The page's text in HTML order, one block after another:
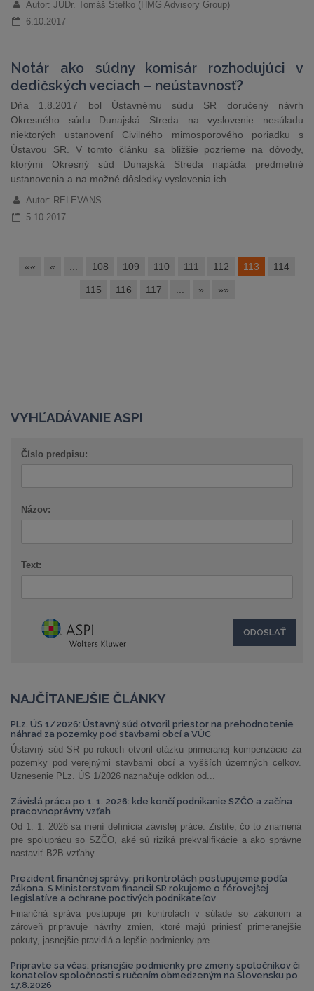
Autor: JUDr. Tomáš Štefko (HMG Advisory Group)
6.10.2017
Notár ako súdny komisár rozhodujúci v
dedičských veciach – neústavnosť?
Dňa 1.8.2017 bol Ústavnému súdu SR doručený návrh
Okresného súdu Dunajská Streda na vyslovenie nesúladu
niektorých ustanovení Civilného mimosporového poriadku s
Ústavou SR. V tomto článku sa bližšie pozrieme na dôvody,
ktorými Okresný súd Dunajská Streda napáda predmetné
ustanovenia a na možné dôsledky vyslovenia ich…
Autor: RELEVANS
5.10.2017
«« « 108 109 110 111 112 113 114
115 116 117 » »»
VYHĽADÁVANIE ASPI
Číslo predpisu:
Názov:
Text:
NAJČÍTANEJŠIE ČLÁNKY
PLz. ÚS 1/2026: Ústavný súd otvoril priestor na prehodnotenie
náhrad za pozemky pod stavbami obcí a VÚC
Ústavný súd SR po rokoch otvoril otázku primeranej kompenzácie za
pozemky pod verejnými stavbami obcí a vyšších územných celkov.
Uznesenie PLz. ÚS 1/2026 naznačuje odklon od...
Závislá práca po 1. 1. 2026: kde končí podnikanie SZČO a začína
pracovnoprávny vzťah
Od 1. 1. 2026 sa mení definícia závislej práce. Zistite, čo to znamená
pre spoluprácu so SZČO, aké sú riziká prekvalifikácie a ako správne
nastaviť B2B vzťahy.
Prezident finančnej správy: pri kontrolách postupujeme podľa
zákona. S Ministerstvom financií SR rokujeme o férovejšej
legislatíve a ochrane poctivých podnikateľov
Finančná správa postupuje pri kontrolách v súlade so zákonom a
zároveň pripravuje návrhy zmien, ktoré majú priniesť primeranejšie
pokuty, jasnejšie pravidlá a lepšie podmienky pre...
Pripravte sa včas: prísnejšie podmienky pre zmeny spoločníkov či
konateľov spoločnosti s ručením obmedzeným na Slovensku po
17.8.2026